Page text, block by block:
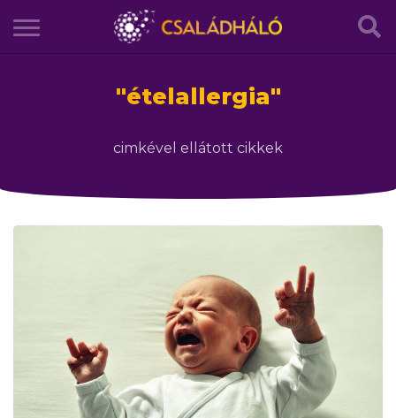
"ételallergia"
cimkével ellátott cikkek